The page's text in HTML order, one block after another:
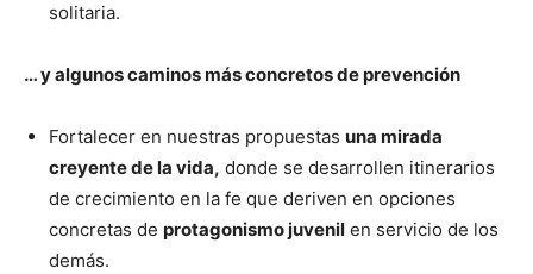
solitaria.
… y algunos caminos más concretos de prevención
Fortalecer en nuestras propuestas una mirada
creyente de la vida, donde se desarrollen itinerarios
de crecimiento en la fe que deriven en opciones
concretas de protagonismo juvenil en servicio de los
demás.